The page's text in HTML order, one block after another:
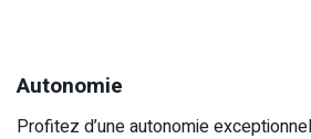
Autonomie
Profitez d’une autonomie